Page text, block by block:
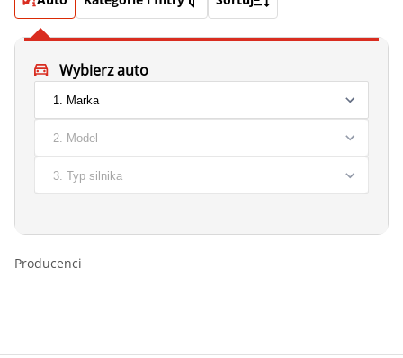
Wybierz auto
Producenci